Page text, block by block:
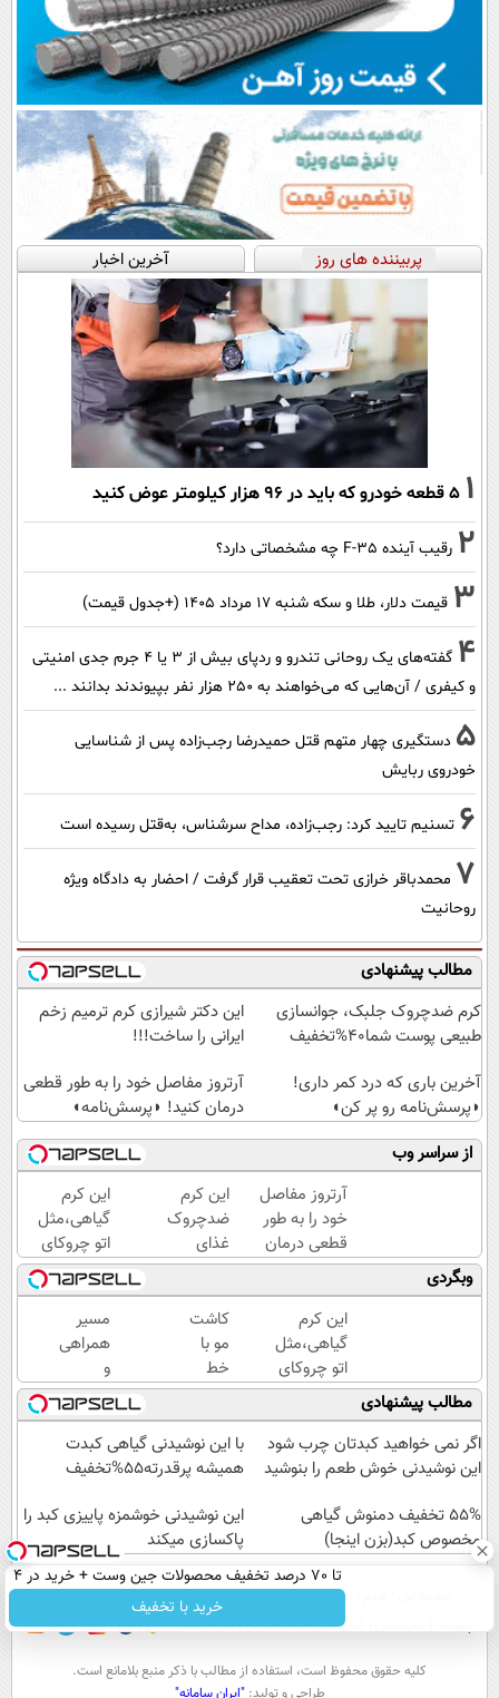
پربیننده های روز آخرین اخبار
1 ۵ قطعه خودرو که باید در ۹۶ هزار کیلومتر عوض کنید
2 رقیب آینده F-35 چه مشخصاتی دارد؟
3 قیمت دلار، طلا و سکه شنبه ۱۷ مرداد ۱۴۰۵ (+جدول قیمت)
4
گفته‌های یک روحانی تندرو و ردپای بیش از ۳ یا ۴ جرم جدی امنیتی
و کیفری / آن‌هایی که می‌خواهند به ۲۵۰ هزار نفر بپیوندند بدانند ...
5 دستگیری چهار متهم قتل حمیدرضا رجب‌زاده پس از شناسایی
خودروی ربایش
6 تسنیم تایید کرد: رجب‌زاده، مداح سرشناس، به‌قتل رسیده است
7 محمدباقر خرازی تحت تعقیب قرار گرفت / احضار به دادگاه ویژه
روحانیت
مطالب پیشنهادی
کرم ضدچروک جلبک، جوانسازی
طبیعی پوست شما40%تخفیف
این دکتر شیرازی کرم ترمیم زخم
ایرانی را ساخت!!!
آخرین باری که درد کمر داری!
◗پرسش‌نامه رو پر کن◖
آرتروز مفاصل خود را به طور قطعی
درمان کنید! ◗پرسش‌نامه◖
از سراسر وب
آرتروز مفاصل
خود را به طور
قطعی درمان
کنید!
◗پرسش‌نامه◖
این کرم
ضدچروک
غذای
پوستت
رو تامین
میکنه
(خرید با
40%تخفیف)
این کرم
گیاهی،مثل
اتو چروکای
پوستتوصاف
میکنه!50%تخفیف
وبگردی
این کرم
گیاهی،مثل
اتو چروکای
پوستتوصاف
میکنه!50%تخفیف
کاشت
مو با
خط
رویش
طبیعی
😍
اقساطی
بهره
مسیر
همراهی
و
گزارش
عملکرد
گروه
اسنپ
۱۴۰۴
مطالب پیشنهادی
اگر نمی خواهید کبدتان چرب شود
این نوشیدنی خوش طعم را بنوشید
با این نوشیدنی گیاهی کبدت
همیشه پرقدرته55%تخفیف
55% تخفیف دمنوش گیاهی
مخصوص کبد(بزن اینجا)
این نوشیدنی خوشمزه پاییزی کبد را
پاکسازی میکند
تا 70 درصد تخفیف محصولات جین وست + خرید در 4
قسط
خرید با تخفیف عصر ایران۲ تماس با ما
آب و هوا اوقات شرعی سواد زندگی
كليه حقوق محفوظ است، استفاده از مطالب با ذكر منبع بلامانع است.
طراحی و تولید:"ایران سامانه"